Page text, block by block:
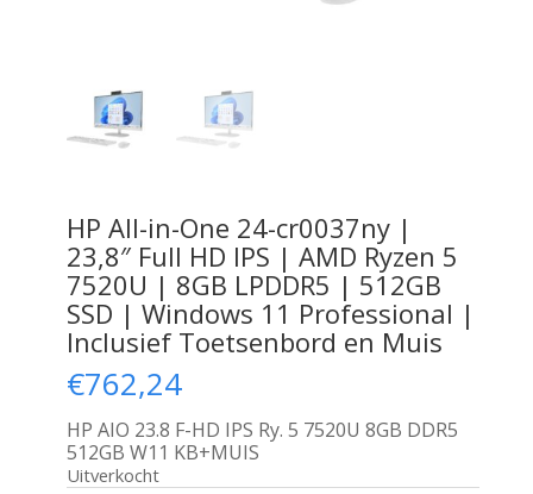
HP All-in-One 24-cr0037ny |
23,8″ Full HD IPS | AMD Ryzen 5
7520U | 8GB LPDDR5 | 512GB
SSD | Windows 11 Professional |
Inclusief Toetsenbord en Muis
€762,24
HP AIO 23.8 F-HD IPS Ry. 5 7520U 8GB DDR5
512GB W11 KB+MUIS
Uitverkocht